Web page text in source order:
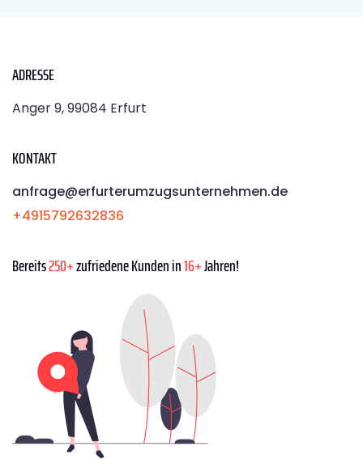
ADRESSE
Anger 9, 99084 Erfurt
KONTAKT
anfrage@erfurterumzugsunternehmen.de
+4915792632836
Bereits250+zufriedene Kunden in16+Jahren!